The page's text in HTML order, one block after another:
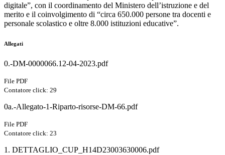
digitale”, con il coordinamento del Ministero dell’istruzione e del
merito e il coinvolgimento di “circa 650.000 persone tra docenti e
personale scolastico e oltre 8.000 istituzioni educative”.
Allegati
0.-DM-0000066.12-04-2023.pdf
File PDF
Contatore click: 29
0a.-Allegato-1-Riparto-risorse-DM-66.pdf
File PDF
Contatore click: 23
1. DETTAGLIO_CUP_H14D23003630006.pdf